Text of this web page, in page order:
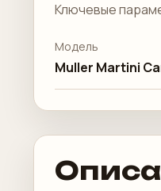
Ключевые
Модель
Muller Martini